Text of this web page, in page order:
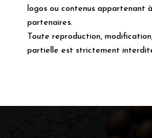
logos ou contenus appartenant
partenaires.
Toute reproduction,
partielle est strictement